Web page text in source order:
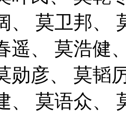
莫卫邦、
遥、
莫浩健
勋彦、
莫韬
莫语众、